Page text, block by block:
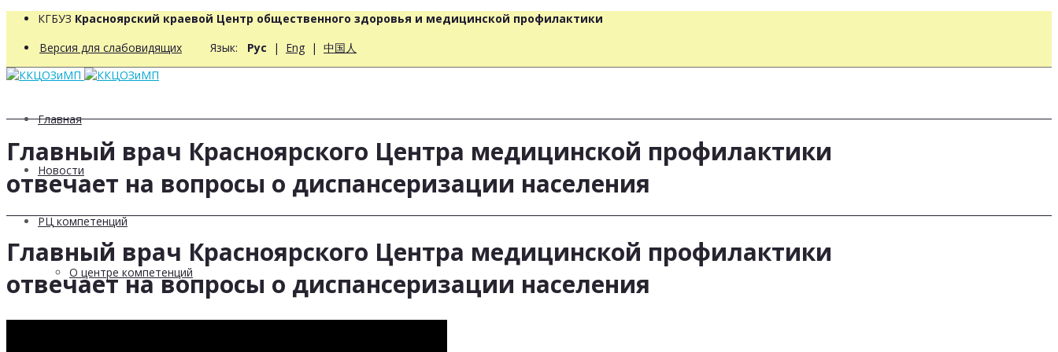
КГБУЗ Красноярский краевой Центр общественного здоровья и медицинской профилактики
Версия для слабовидящих Язык: Рус | Eng | 中国人
Главная
Новости
РЦ компетенций
О центре компетенций
Новости РЦК
Главный врач Красноярского Центра медицинской профилактики
отвечает на вопросы о диспансеризации населения
Главный врач Красноярского Центра медицинской профилактики
отвечает на вопросы о диспансеризации населения